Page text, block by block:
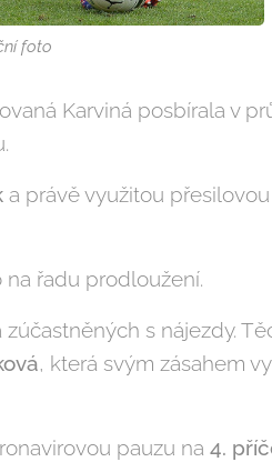
foto
Karviná posbírala v
a právě využitou
na řadu prodloužení.
s nájezdy.
, která svým zásahem
pauzu na 4.